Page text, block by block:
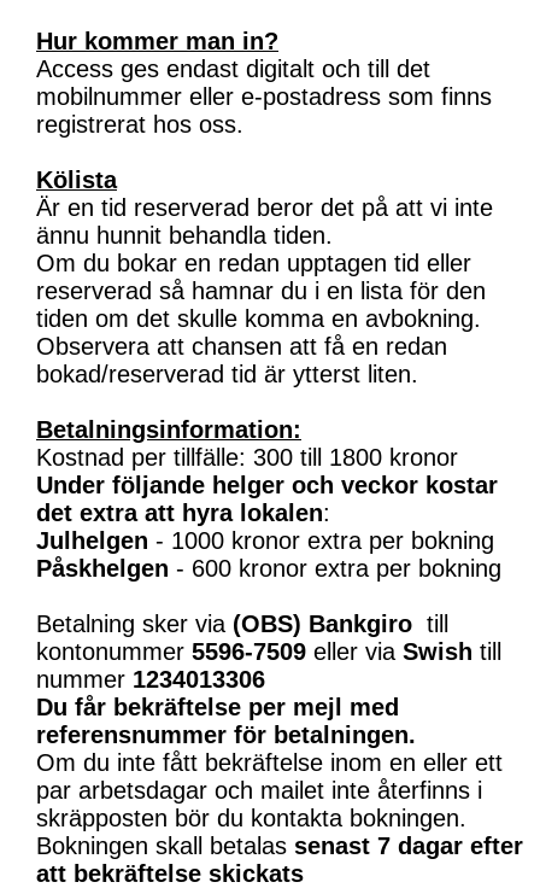
Hur kommer man in?
Access ges endast digitalt och till det
mobilnummer eller e-postadress som finns
registrerat hos oss.
Kölista
Är en tid reserverad beror det på att vi inte
ännu hunnit behandla tiden.
Om du bokar en redan upptagen tid eller
reserverad så hamnar du i en lista för den
tiden om det skulle komma en avbokning.
Observera att chansen att få en redan
bokad/reserverad tid är ytterst liten.
Betalningsinformation:
Kostnad per tillfälle: 300 till 1800 kronor
Under följande helger och veckor kostar
det extra att hyra lokalen:
Julhelgen - 1000 kronor extra per bokning
Påskhelgen - 600 kronor extra per bokning
Betalning sker via (OBS) Bankgiro till
kontonummer 5596-7509 eller via Swish till
nummer 1234013306
Du får bekräftelse per mejl med
referensnummer för betalningen.
Om du inte fått bekräftelse inom en eller ett
par arbetsdagar och mailet inte återfinns i
skräpposten bör du kontakta bokningen.
Bokningen skall betalas senast 7 dagar efter
att bekräftelse skickats